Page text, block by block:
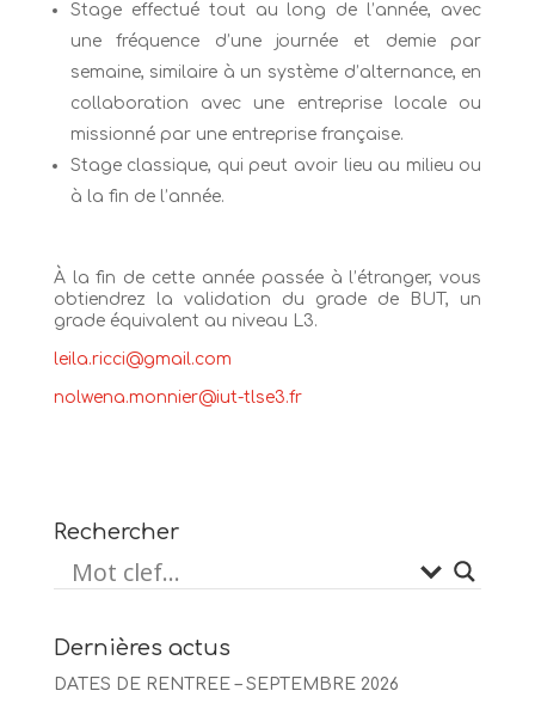
Stage effectué tout au long de l’année, avec
une fréquence d’une journée et demie par
semaine, similaire à un système d’alternance, en
collaboration avec une entreprise locale ou
missionné par une entreprise française.
Stage classique, qui peut avoir lieu au milieu ou
à la fin de l’année.
À la fin de cette année passée à l’étranger, vous
obtiendrez la validation du grade de BUT, un
grade équivalent au niveau L3.
leila.ricci@gmail.com
nolwena.monnier@iut-tlse3.fr
Rechercher
Dernières actus
DATES DE RENTREE – SEPTEMBRE 2026